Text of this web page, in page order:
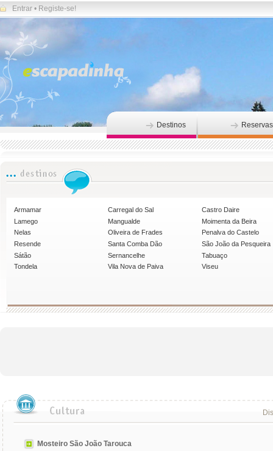
Entrar • Registe-se!
Destinos Reservas
Armamar Carregal do Sal
Castro Daire
Lamego
Mangualde
Moimenta da Beira
Nelas
Oliveira de Frades
Penalva do Castelo
Resende
Santa Comba Dão
São João da Pesqueira
Sátão
Sernancelhe
Tabuaço
Tondela
Vila Nova de Paiva Viseu
Mosteiro São João Tarouca